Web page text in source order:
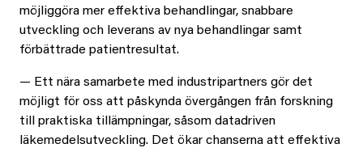
möjliggöra mer effektiva behandlingar, snabbare
utveckling och leverans av nya behandlingar samt
förbättrade patientresultat.
— Ett nära samarbete med industripartners gör det
möjligt för oss att påskynda övergången från forskning
till praktiska tillämpningar, såsom datadriven
läkemedelsutveckling. Det ökar chanserna att effektiva